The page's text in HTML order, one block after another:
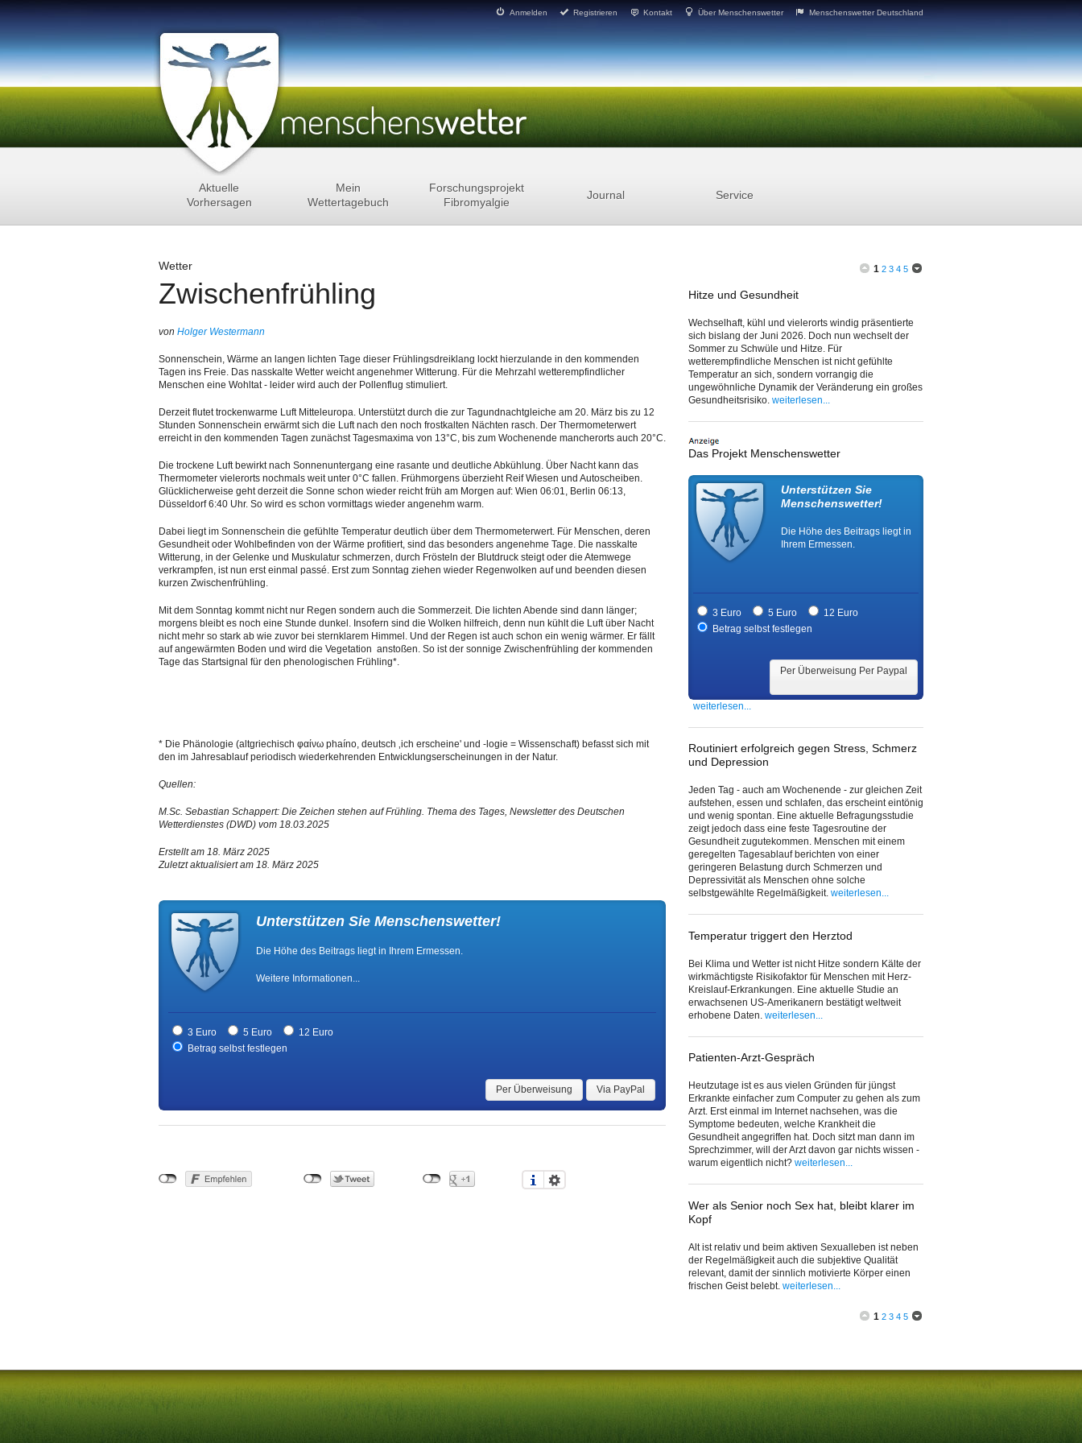
Anmelden Registrieren Kontakt Über Menschenswetter Menschenswetter Deutschland
Aktuelle
Vorhersagen
Mein
Wettertagebuch
Forschungsprojekt
Fibromyalgie
Journal Service
Wetter
Zwischenfrühling
von Holger Westermann
Sonnenschein, Wärme an langen lichten Tage dieser Frühlingsdreiklang lockt hierzulande in den kommenden
Tagen ins Freie. Das nasskalte Wetter weicht angenehmer Witterung. Für die Mehrzahl wetterempfindlicher
Menschen eine Wohltat - leider wird auch der Pollenflug stimuliert.
Derzeit flutet trockenwarme Luft Mitteleuropa. Unterstützt durch die zur Tagundnachtgleiche am 20. März bis zu 12
Stunden Sonnenschein erwärmt sich die Luft nach den noch frostkalten Nächten rasch. Der Thermometerwert
erreicht in den kommenden Tagen zunächst Tagesmaxima von 13°C, bis zum Wochenende mancherorts auch 20°C.
Die trockene Luft bewirkt nach Sonnenuntergang eine rasante und deutliche Abkühlung. Über Nacht kann das
Thermometer vielerorts nochmals weit unter 0°C fallen. Frühmorgens überzieht Reif Wiesen und Autoscheiben.
Glücklicherweise geht derzeit die Sonne schon wieder reicht früh am Morgen auf: Wien 06:01, Berlin 06:13,
Düsseldorf 6:40 Uhr. So wird es schon vormittags wieder angenehm warm.
Dabei liegt im Sonnenschein die gefühlte Temperatur deutlich über dem Thermometerwert. Für Menschen, deren
Gesundheit oder Wohlbefinden von der Wärme profitiert, sind das besonders angenehme Tage. Die nasskalte
Witterung, in der Gelenke und Muskulatur schmerzen, durch Frösteln der Blutdruck steigt oder die Atemwege
verkrampfen, ist nun erst einmal passé. Erst zum Sonntag ziehen wieder Regenwolken auf und beenden diesen
kurzen Zwischenfrühling.
Mit dem Sonntag kommt nicht nur Regen sondern auch die Sommerzeit. Die lichten Abende sind dann länger;
morgens bleibt es noch eine Stunde dunkel. Insofern sind die Wolken hilfreich, denn nun kühlt die Luft über Nacht
nicht mehr so stark ab wie zuvor bei sternklarem Himmel. Und der Regen ist auch schon ein wenig wärmer. Er fällt
auf angewärmten Boden und wird die Vegetation anstoßen. So ist der sonnige Zwischenfrühling der kommenden
Tage das Startsignal für den phenologischen Frühling*.
* Die Phänologie (altgriechisch φαίνω phaíno, deutsch ‚ich erscheine' und -logie = Wissenschaft) befasst sich mit
den im Jahresablauf periodisch wiederkehrenden Entwicklungserscheinungen in der Natur.
Quellen:
M.Sc. Sebastian Schappert: Die Zeichen stehen auf Frühling. Thema des Tages, Newsletter des Deutschen
Wetterdienstes (DWD) vom 18.03.2025
Erstellt am 18. März 2025
Zuletzt aktualisiert am 18. März 2025
Unterstützen Sie Menschenswetter!
Die Höhe des Beitrags liegt in Ihrem Ermessen.
Weitere Informationen...
3 Euro 5 Euro
12 Euro
Betrag selbst festlegen
Per Überweisung Via PayPal
1 2 3 4 5
Hitze und Gesundheit
Wechselhaft, kühl und vielerorts windig präsentierte
sich bislang der Juni 2026. Doch nun wechselt der
Sommer zu Schwüle und Hitze. Für
wetterempfindliche Menschen ist nicht gefühlte
Temperatur an sich, sondern vorrangig die
ungewöhnliche Dynamik der Veränderung ein großes
Gesundheitsrisiko. weiterlesen...
Das Projekt Menschenswetter
Unterstützen Sie
Menschenswetter!
Die Höhe des Beitrags liegt in
Ihrem Ermessen.
3 Euro 5 Euro
12 Euro
Betrag selbst festlegen
Per Überweisung Per Paypal
weiterlesen...
Routiniert erfolgreich gegen Stress, Schmerz
und Depression
Jeden Tag - auch am Wochenende - zur gleichen Zeit
aufstehen, essen und schlafen, das erscheint eintönig
und wenig spontan. Eine aktuelle Befragungsstudie
zeigt jedoch dass eine feste Tagesroutine der
Gesundheit zugutekommen. Menschen mit einem
geregelten Tagesablauf berichten von einer
geringeren Belastung durch Schmerzen und
Depressivität als Menschen ohne solche
selbstgewählte Regelmäßigkeit. weiterlesen...
Temperatur triggert den Herztod
Bei Klima und Wetter ist nicht Hitze sondern Kälte der
wirkmächtigste Risikofaktor für Menschen mit Herz-
Kreislauf-Erkrankungen. Eine aktuelle Studie an
erwachsenen US-Amerikanern bestätigt weltweit
erhobene Daten. weiterlesen...
Patienten-Arzt-Gespräch
Heutzutage ist es aus vielen Gründen für jüngst
Erkrankte einfacher zum Computer zu gehen als zum
Arzt. Erst einmal im Internet nachsehen, was die
Symptome bedeuten, welche Krankheit die
Gesundheit angegriffen hat. Doch sitzt man dann im
Sprechzimmer, will der Arzt davon gar nichts wissen -
warum eigentlich nicht? weiterlesen...
Wer als Senior noch Sex hat, bleibt klarer im
Kopf
Alt ist relativ und beim aktiven Sexualleben ist neben
der Regelmäßigkeit auch die subjektive Qualität
relevant, damit der sinnlich motivierte Körper einen
frischen Geist belebt. weiterlesen...
1 2 3 4 5